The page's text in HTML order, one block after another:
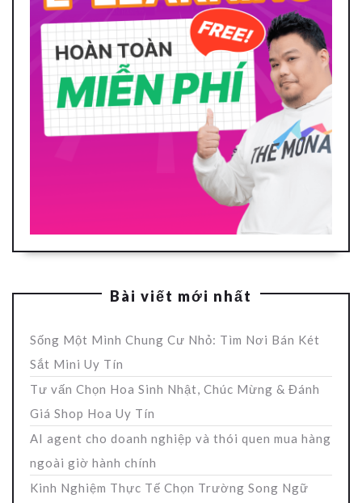
Bài viết mới nhất
Sống Một Mình Chung Cư Nhỏ: Tìm Nơi Bán Két
Sắt Mini Uy Tín
Tư vấn Chọn Hoa Sinh Nhật, Chúc Mừng & Đánh
Giá Shop Hoa Uy Tín
AI agent cho doanh nghiệp và thói quen mua hàng
ngoài giờ hành chính
Kinh Nghiệm Thực Tế Chọn Trường Song Ngữ